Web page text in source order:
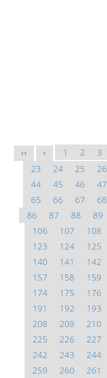
<< < 1 2 3
23
24 25 26
44
45 46 47
65
66 67 68
86
87 88 89
106
107 108
123
124 125
140
141 142
157
158 159
174
175 176
191
192 193
208
209 210
225
226 227
242
243 244
259
260 261